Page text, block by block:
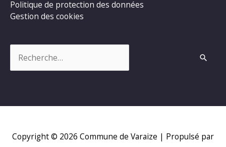
Politique de protection des données
Gestion des cookies
Copyright © 2026 Commune de Varaize | Propulsé par